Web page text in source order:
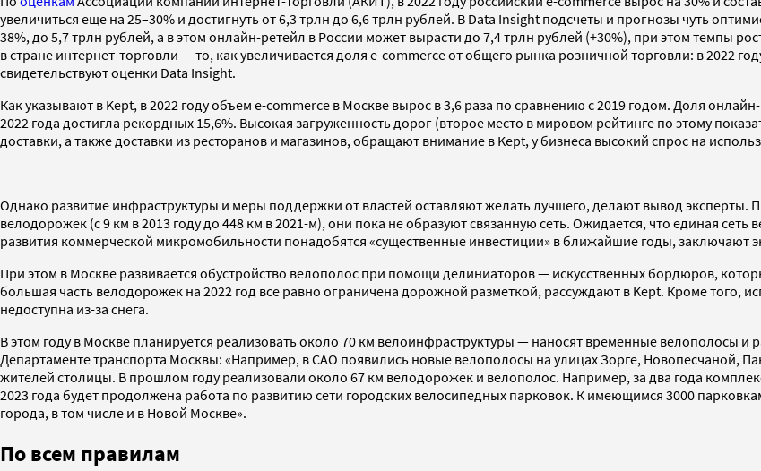
увеличиться еще на 25–30% и достигнуть от 6,3 трлн до 6,6 трлн рублей. В Data Insight подсчеты и прогнозы чуть
38%, до 5,7 трлн рублей, а в этом онлайн-ретейл в России может вырасти до 7,4 трлн рублей (+30%), при этом темпы
в стране интернет-торговли — то, как увеличивается доля e-commerce от общего рынка розничной торговли: в 2022
свидетельствуют оценки Data Insight.
Как указывают в Kept, в 2022 году объем e-commerce в Москве вырос в 3,6 раза по сравнению с 2019 годом. Доля
2022 года достигла рекордных 15,6%. Высокая загруженность дорог (второе место в мировом рейтинге по этому
доставки, а также доставки из ресторанов и магазинов, обращают внимание в Kept, у бизнеса высокий спрос на
Однако развитие инфраструктуры и меры поддержки от властей оставляют желать лучшего, делают вывод
велодорожек (с 9 км в 2013 году до 448 км в 2021-м), они пока не образуют связанную сеть. Ожидается, что единая
развития коммерческой микромобильности понадобятся «существенные инвестиции» в ближайшие годы, заключают
При этом в Москве развивается обустройство велополос при помощи делиниаторов — искусственных бордюров,
большая часть велодорожек на 2022 год все равно ограничена дорожной разметкой, рассуждают в Kept. Кроме того,
недоступна из-за снега.
В этом году в Москве планируется реализовать около 70 км велоинфраструктуры — наносят временные велополосы
Департаменте транспорта Москвы: «Например, в САО появились новые велополосы на улицах Зорге, Новопесчаной,
жителей столицы. В прошлом году реализовали около 67 км велодорожек и велополос. Например, за два года
2023 года будет продолжена работа по развитию сети городских велосипедных парковок. К имеющимся 3000
города, в том числе и в Новой Москве».
По всем правилам